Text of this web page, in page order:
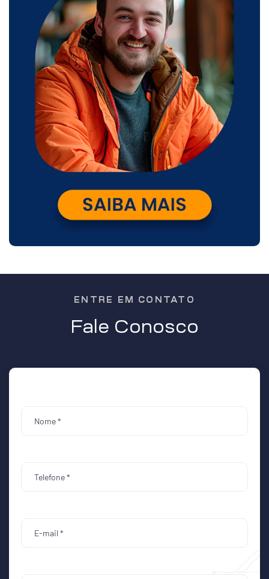
Fale Conosco
ENTRE EM CONTATO